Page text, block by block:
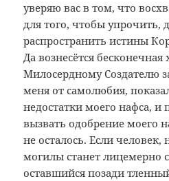
уверяю вас в том, что
для того, чтобы упрочить,
распространить истины
Да вознесётся
Милосердному Создателю
меня от самолюбия,
недостатки моего нафса,
вызвать одобрение моего
не осталось. Если
могилы станет лицемерно
оставшийся позади